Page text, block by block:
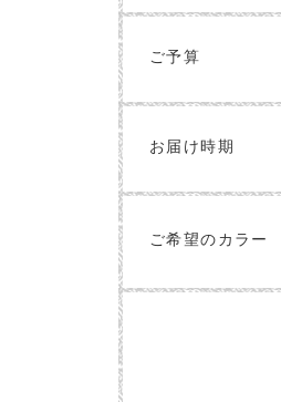
ご予算
お届け時期
ご希望のカラー